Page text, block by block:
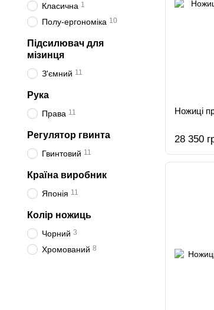
Ножиці
28 350
Класична 1
Полу-ергономіка 10
Підсилювач для
мізинця
З'ємний 11
Рука
Права 11
Регулятор гвинта
Гвинтовий 11
Країна виробник
Японія 11
Колір ножиць
Чорний 3
Хромований 8